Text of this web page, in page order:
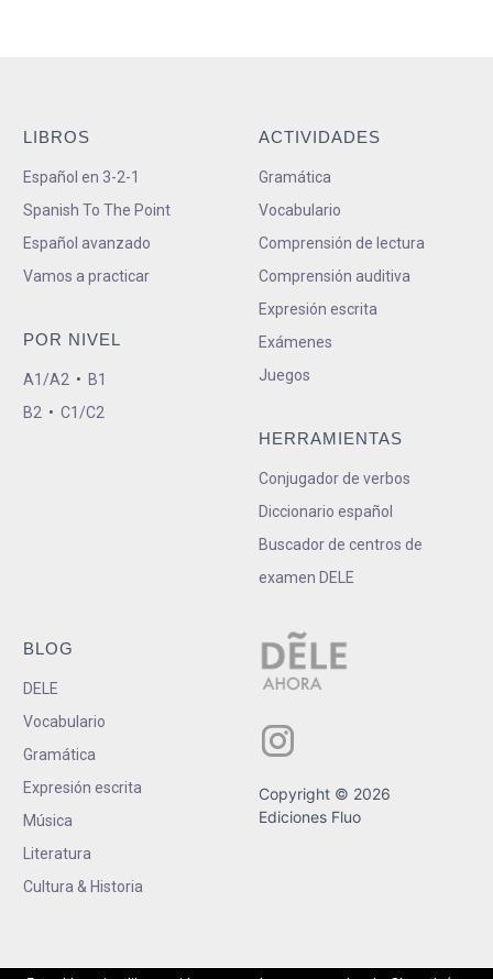
LIBROS
Español en 3-2-1
Spanish To The Point
Español avanzado
Vamos a practicar
POR NIVEL
A1/A2 • B1
B2 • C1/C2
ACTIVIDADES
Gramática
Vocabulario
Comprensión de lectura
Comprensión auditiva
Expresión escrita
Exámenes
Juegos
HERRAMIENTAS
Conjugador de verbos
Diccionario español
Buscador de centros de
examen DELE
BLOG
DELE
Vocabulario
Gramática
Expresión escrita
Música
Literatura
Cultura & Historia
Copyright © 2026
Ediciones Fluo